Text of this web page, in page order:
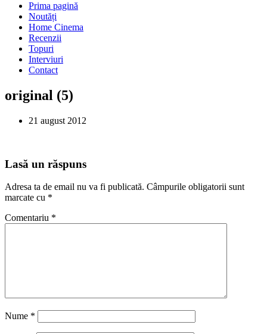
Prima pagină
Noutăți
Home Cinema
Recenzii
Topuri
Interviuri
Contact
original (5)
21 august 2012
Lasă un răspuns
Adresa ta de email nu va fi publicată. Câmpurile obligatorii sunt
marcate cu *
Comentariu *
Nume *